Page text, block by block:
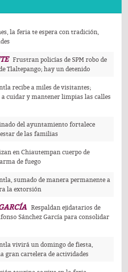
la feria te espera con tradición,
Frustran policías de SPM robo de
Tlaltepango; hay un detenido
recibe a miles de visitantes;
cuidar y mantener limpias las calles
del ayuntamiento fortalece
de las familias
en Chiautempan cuerpo de
de fuego
sumado de manera permanente a
la extorsión
Respaldan ejidatarios de
Sánchez García para consolidar
vivirá un domingo de fiesta,
gran cartelera de actividades